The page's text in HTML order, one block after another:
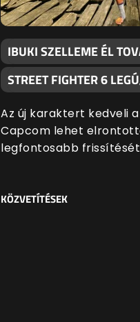
IBUKI SZELLEME ÉL
STREET FIGHTER 6
Az új karaktert kedveli
Capcom lehet
legfontosabb
KÖZVETÍTÉSEK